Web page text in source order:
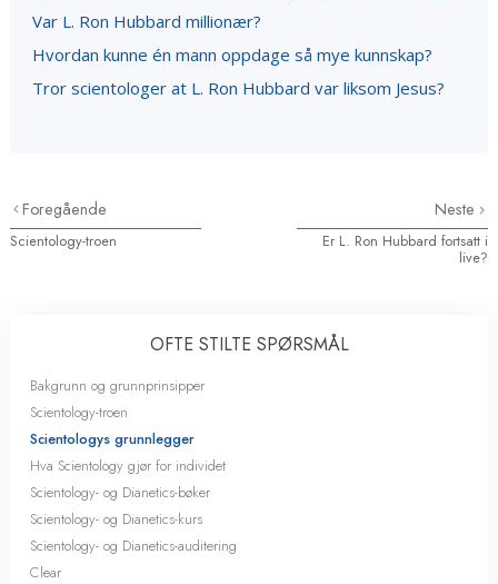
Var L. Ron Hubbard millionær?
Hvordan kunne én mann oppdage så mye kunnskap?
Tror scientologer at L. Ron Hubbard var liksom Jesus?
Foregående
Scientology-troen
Neste
Er L. Ron Hubbard fortsatt i
live?
OFTE STILTE SPØRSMÅL
Bakgrunn og grunnprinsipper
Scientology-troen
Scientologys grunnlegger
Hva Scientology gjør for individet
Scientology- og Dianetics-bøker
Scientology- og Dianetics-kurs
Scientology- og Dianetics-auditering
Clear